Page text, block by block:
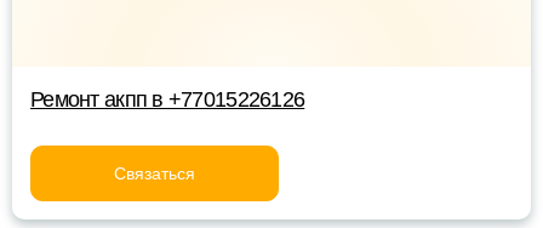
Ремонт акпп в +77015226126
Связаться